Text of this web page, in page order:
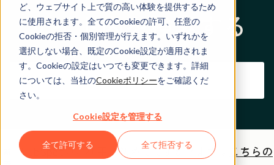
ど、ウェブサイト上で質の高い体験を提供するため
に使用されます。全てのCookieの許可、任意の
Cookieの拒否・個別管理が行えます。いずれかを
選択しない場合、既定のCookie設定が適用されま
す。Cookieの設定はいつでも変更できます。詳細
については、当社のCookieポリシーをご確認くだ
さい。
Cookie設定を管理する
全て許可する 全て拒否する
サイト内を検索する
HubSpotのご利用は初めてですか？ まずは
こちらの